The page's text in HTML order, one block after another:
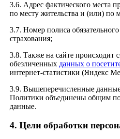
3.6. Адрес фактического места
по месту жительства и (или) по
3.7. Номер полиса
страхования;
3.8. Также на сайте происходит
обезличенных данных о
интернет-статистики (Яндекс
3.9. Вышеперечисленные данные
Политики объединены общим
данные.
4. Цели обработки